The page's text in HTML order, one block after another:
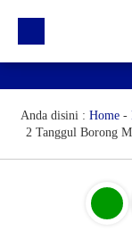
Profil
Anda disini : Home -
2 Tanggul Borong